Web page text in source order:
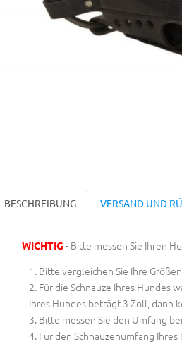
BESCHREIBUNG VERSAND UND
WICHTIG - Bitte messen Sie Ihren
Bitte vergleichen Sie Ihre
Für die Schnauze Ihres Hundes
Ihres Hundes beträgt 3 Zoll, dann
Bitte messen Sie den Umfang
Für den Schnauzenumfang